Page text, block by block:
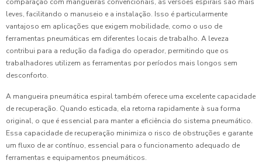
comparação com mangueiras convencionais, as versões espirais são mais
leves, facilitando o manuseio e a instalação. Isso é particularmente
vantajoso em aplicações que exigem mobilidade, como o uso de
ferramentas pneumáticas em diferentes locais de trabalho. A leveza
contribui para a redução da fadiga do operador, permitindo que os
trabalhadores utilizem as ferramentas por períodos mais longos sem
desconforto.
A mangueira pneumática espiral também oferece uma excelente capacidade
de recuperação. Quando esticada, ela retorna rapidamente à sua forma
original, o que é essencial para manter a eficiência do sistema pneumático.
Essa capacidade de recuperação minimiza o risco de obstruções e garante
um fluxo de ar contínuo, essencial para o funcionamento adequado de
ferramentas e equipamentos pneumáticos.